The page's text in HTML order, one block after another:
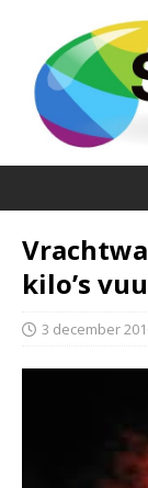
kilo’s
3 december